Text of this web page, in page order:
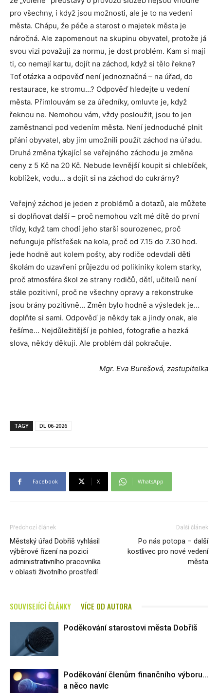
pro všechny, i když jsou možnosti, ale je to na vedení
města. Chápu, že péče a starost o majetek města je
náročná. Ale zapomenout na skupinu obyvatel, protože já
svou vizi považuji za normu, je dost problém. Kam si mají
ti, co nemají kartu, dojít na záchod, když si tělo řekne?
Toť otázka a odpověď není jednoznačná – na úřad, do
restaurace, ke stromu…? Odpověď hledejte u vedení
města. Přimlouvám se za úředníky, omluvte je, když
řeknou ne. Nemohou vám, vždy posloužit, jsou to jen
zaměstnanci pod vedením města. Není jednoduché plnit
přání obyvatel, aby jim umožnili použít záchod na úřadu.
Druhá změna týkající se veřejného záchodu je změna
ceny z 5 Kč na 20 Kč. Nebude levnější koupit si chlebíček,
koblížek, vodu… a dojít si na záchod do cukrárny?
Veřejný záchod je jeden z problémů a dotazů, ale můžete
si doplňovat další – proč nemohou vzít mé dítě do první
třídy, když tam chodí jeho starší sourozenec, proč
nefunguje přístřešek na kola, proč od 7.15 do 7.30 hod.
jede hodně aut kolem pošty, aby rodiče odevdali děti
školám do uzavření průjezdu od polikiniky kolem starky,
proč atmosféra škol ze strany rodičů, dětí, učitelů není
stále pozitivní, proč ne všechny opravy a rekonstruke
jsou brány pozitivně… Změn bylo hodně a výsledek je…
doplňte si sami. Odpověď je někdy tak a jindy onak, ale
řešíme… Nejdůležitější je pohled, fotografie a hezká
slova, někdy děkuji. Ale problém dál pokračuje.
Mgr. Eva Burešová, zastupitelka
TAGY DL 06-2026
Facebook X WhatsApp
Předchozí článek
Městský úřad Dobříš vyhlásil
výběrové řízení na pozici
administrativního pracovníka
v oblasti životního prostředí
Další článek
Po nás potopa – další
kostlivec pro nové vedení
města
SOUVISEJÍCÍ ČLÁNKY VÍCE OD AUTORA
Poděkování starostovi města Dobříš
Poděkování členům finančního výboru…
a něco navíc